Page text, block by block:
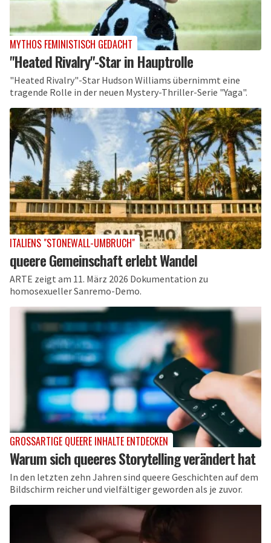
MYTHOS FEMINISTISCH GEDACHT
"Heated Rivalry"-Star in Hauptrolle
"Heated Rivalry"-Star Hudson Williams übernimmt eine
tragende Rolle in der neuen Mystery-Thriller-Serie "Yaga".
ITALIENS "STONEWALL-UMBRUCH"
queere Gemeinschaft erlebt Wandel
ARTE zeigt am 11. März 2026 Dokumentation zu
homosexueller Sanremo-Demo.
GROSSARTIGE QUEERE INHALTE ENTDECKEN
Warum sich queeres Storytelling verändert hat
In den letzten zehn Jahren sind queere Geschichten auf dem
Bildschirm reicher und vielfältiger geworden als je zuvor.